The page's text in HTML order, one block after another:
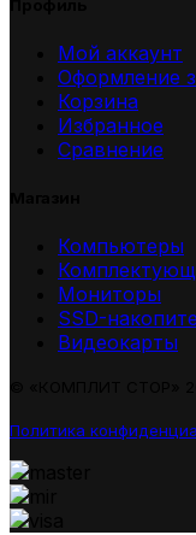
Мой аккаунт
Оформление
Корзина
Избранное
Сравнение
Компьютеры
Мониторы
SSD-
Видеокарты
Политика